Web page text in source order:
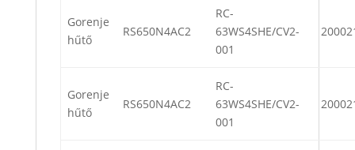
Gorenje
hűtő
RS650N4AC2
RC-
63WS4SHE/CV2-
001
Gorenje
hűtő
RS650N4AC2
RC-
63WS4SHE/CV2-
001